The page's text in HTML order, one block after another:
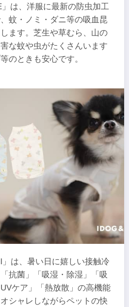
」は、洋服に最新の防虫加工
蚊・ノミ・ダニ等の吸血昆
ます。芝生や草むら、山の
な蚊や虫がたくさんいます
のときも安心です。
」は、暑い日に嬉しい接触冷
抗菌」「吸湿・除湿」「吸
ケア」「熱放散」の高機能
シャレしながらペットの快